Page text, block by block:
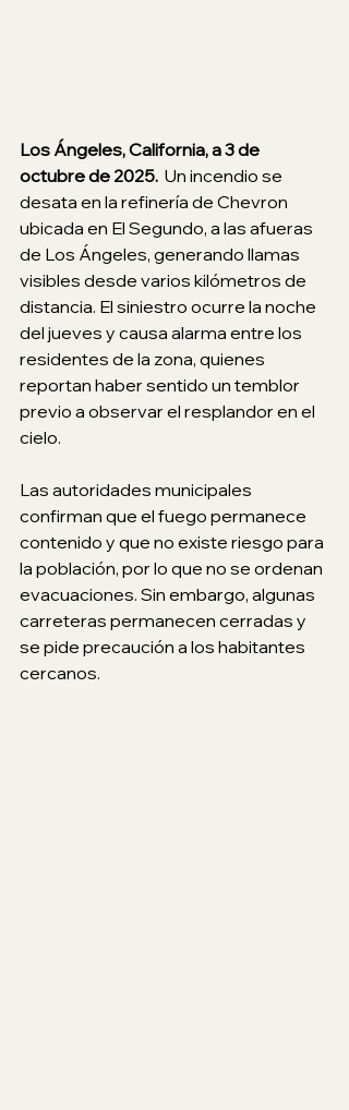
Los Ángeles, California, a 3 de
octubre de 2025. Un incendio se
desata en la refinería de Chevron
ubicada en El Segundo, a las afueras
de Los Ángeles, generando llamas
visibles desde varios kilómetros de
distancia. El siniestro ocurre la noche
del jueves y causa alarma entre los
residentes de la zona, quienes
reportan haber sentido un temblor
previo a observar el resplandor en el
cielo.
Las autoridades municipales
confirman que el fuego permanece
contenido y que no existe riesgo para
la población, por lo que no se ordenan
evacuaciones. Sin embargo, algunas
carreteras permanecen cerradas y
se pide precaución a los habitantes
cercanos.